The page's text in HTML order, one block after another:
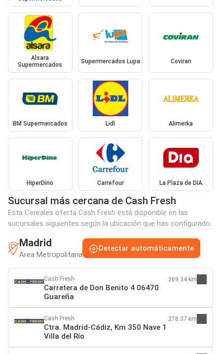
Alsara
Supermercados
Supermercados Lupa Coviran
BM Supermercados Lidl Alimerka
HiperDino Carrefour La Plaza de DIA
Sucursal más cercana de Cash Fresh
Esta Cereales oferta Cash Fresh está disponible en las
sucursales siguientes según la ubicación que has configurado:
Madrid
Area Metropolitana
Detectar automáticamente
Cash Fresh
Carretera de Don Benito 4 06470
Guareña
269.34 km
Cash Fresh
Ctra. Madrid-Cádiz, Km 350 Nave 1
Villa del Río
276.37 km